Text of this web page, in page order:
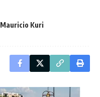
Mauricio Kuri